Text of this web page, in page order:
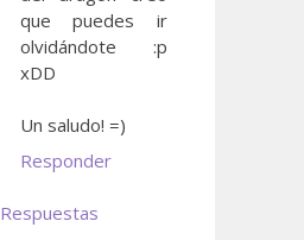
que puedes ir
olvidándote :p
xDD
Un saludo! =)
Responder
Respuestas